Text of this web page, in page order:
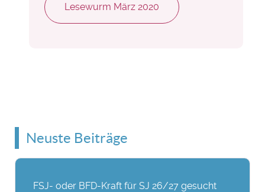
Lesewurm März 2020
Neuste Beiträge
FSJ- oder BFD-Kraft für SJ 26/27 gesucht